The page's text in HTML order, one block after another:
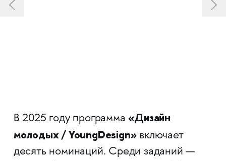
В 2025 году программа«Дизайн
молодых / YoungDesign»включает
десять номинаций. Среди заданий —